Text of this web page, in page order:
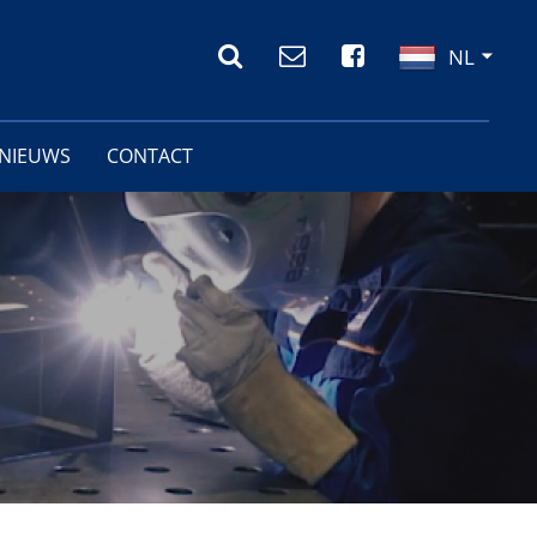
MONTAGE- EN
CONSTRUCTIEWERKZAAMHEDEN
ONDERZOEK EN
ONTWIKKELING
COMPANY
JOURNAL
NIEUWS CONTACT
NL